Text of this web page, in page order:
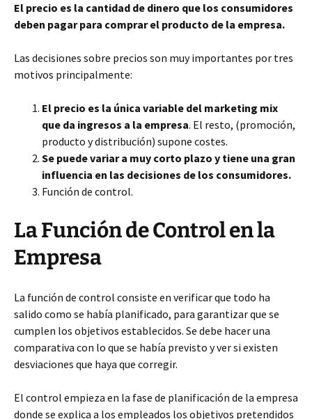
El precio es la cantidad de dinero que los consumidores
deben pagar para comprar el producto de la empresa.
Las decisiones sobre precios son muy importantes por tres
motivos principalmente:
El precio es la única variable del marketing mix
que da ingresos a la empresa. El resto, (promoción,
producto y distribución) supone costes.
Se puede variar a muy corto plazo y tiene una gran
influencia en las decisiones de los consumidores.
Función de control.
La Función de Control en la
Empresa
La función de control consiste en verificar que todo ha
salido como se había planificado, para garantizar que se
cumplen los objetivos establecidos. Se debe hacer una
comparativa con lo que se había previsto y ver si existen
desviaciones que haya que corregir.
El control empieza en la fase de planificación de la empresa
donde se explica a los empleados los objetivos pretendidos